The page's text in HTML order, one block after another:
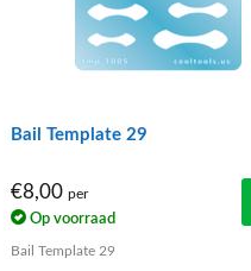
Bail Template 29
€8,00 per
Op voorraad
Bail Template 29